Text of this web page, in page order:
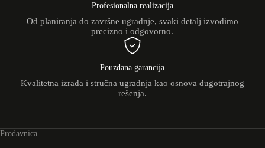
Profesionalna realizacija
Od planiranja do završne ugradnje, svaki detalj izvodimo
precizno i odgovorno.
Pouzdana garancija
Kvalitetna izrada i stručna ugradnja kao osnova dugotrajnog
rešenja.
Prodavnica